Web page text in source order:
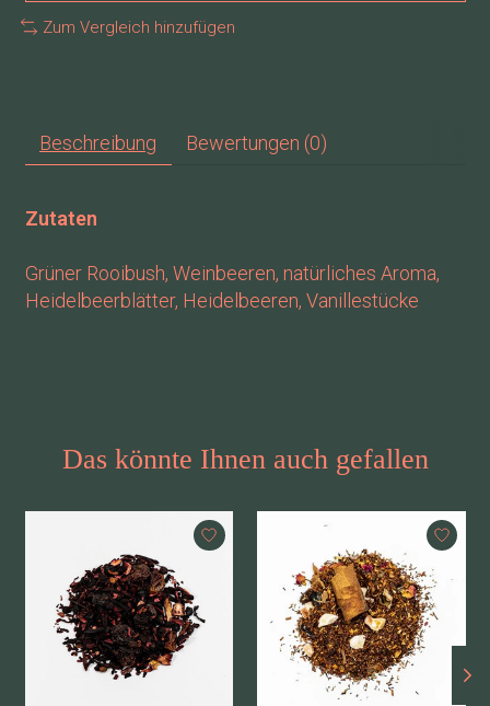
Zum Vergleich hinzufügen
Beschreibung Bewertungen (0)
Zutaten
Grüner Rooibush, Weinbeeren, natürliches Aroma,
Heidelbeerblätter, Heidelbeeren, Vanillestücke
Das könnte Ihnen auch gefallen
Produkt-Karussell-Artikel